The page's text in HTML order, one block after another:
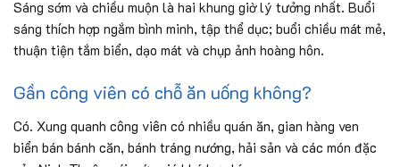
Sáng sớm và chiều muộn là hai khung giờ lý tưởng nhất. Buổi
sáng thích hợp ngắm bình minh, tập thể dục; buổi chiều mát mẻ,
thuận tiện tắm biển, dạo mát và chụp ảnh hoàng hôn.
Gần công viên có chỗ ăn uống không?
Có. Xung quanh công viên có nhiều quán ăn, gian hàng ven
biển bán bánh căn, bánh tráng nướng, hải sản và các món đặc